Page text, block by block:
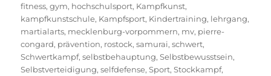
fitness,gym, hochschulsport, Kampfkunst,
kampfkunstschule, Kampfsport, Kindertraining, lehrgang,
martialarts, mecklenburg-vorpommern, mv, pierre-
congard, prävention, rostock,samurai,schwert,
Schwertkampf,selbstbehauptung,Selbstbewusstsein,
Selbstverteidigung,selfdefense,Sport,Stockkampf,